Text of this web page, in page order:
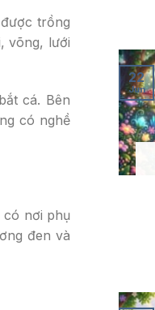
trồng
võng, lưới
cá. Bên
có nghề
nơi phụ
đen và
22
Jun